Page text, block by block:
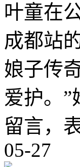
叶童在
成都站
娘子传
爱护。
留言，
05-27